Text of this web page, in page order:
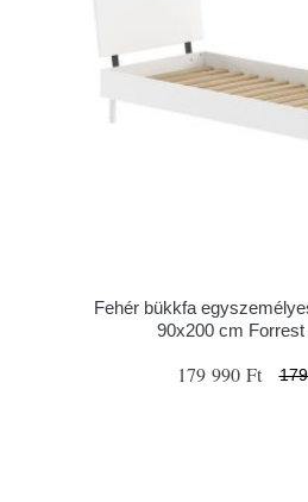
Fehér bükkfa
90x200 cm
179 990 Ft